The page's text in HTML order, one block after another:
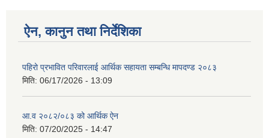
ऐन, कानुन तथा निर्देशिका
पहिरो प्रभावित परिवारलाई आर्थिक सहायता सम्बन्धि मापदण्ड २०८३
मिति: 06/17/2026 - 13:09
आ.व २०८२/०८३ को आर्थिक ऐन
मिति: 07/20/2025 - 14:47